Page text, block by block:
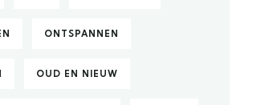
ONTSPANNEN
OUD EN NIEUW